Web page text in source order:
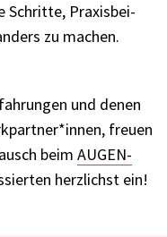
Schritte, Praxis­bei­
zu machen.
und denen
freuen
beim AUGEN­
herz­lichst ein!